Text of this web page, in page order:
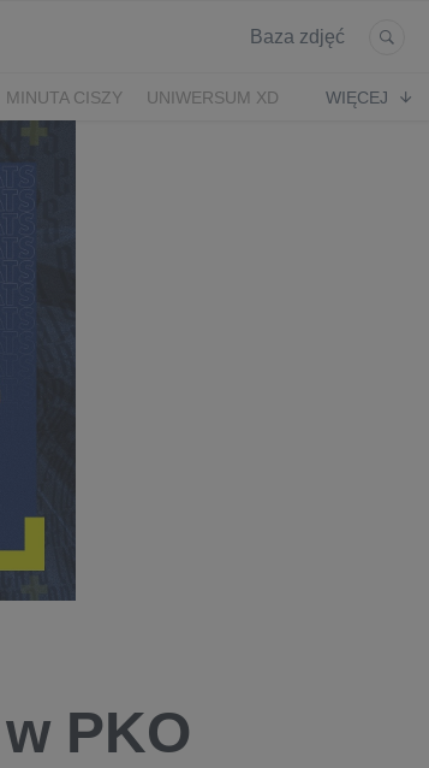
Baza zdjęć
MINUTA CISZY
UNIWERSUM XD
WIĘCEJ
PKO